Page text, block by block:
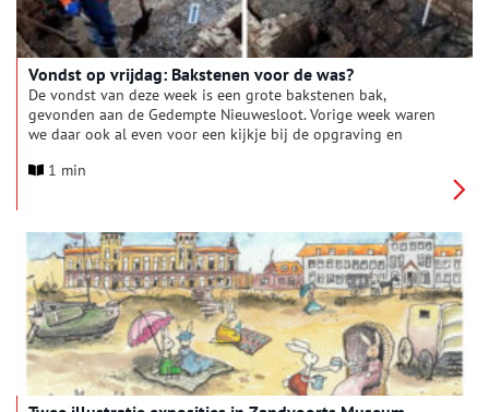
Vondst op vrijdag: Bakstenen voor de was?
De vondst van deze week is een grote bakstenen bak,
gevonden aan de Gedempte Nieuwesloot. Vorige week waren
we daar ook al even voor een kijkje bij de opgraving en
maakte een filmpje waarin we Rebekka een oude goot zien
uitvoeren van een ambacht.
1 min